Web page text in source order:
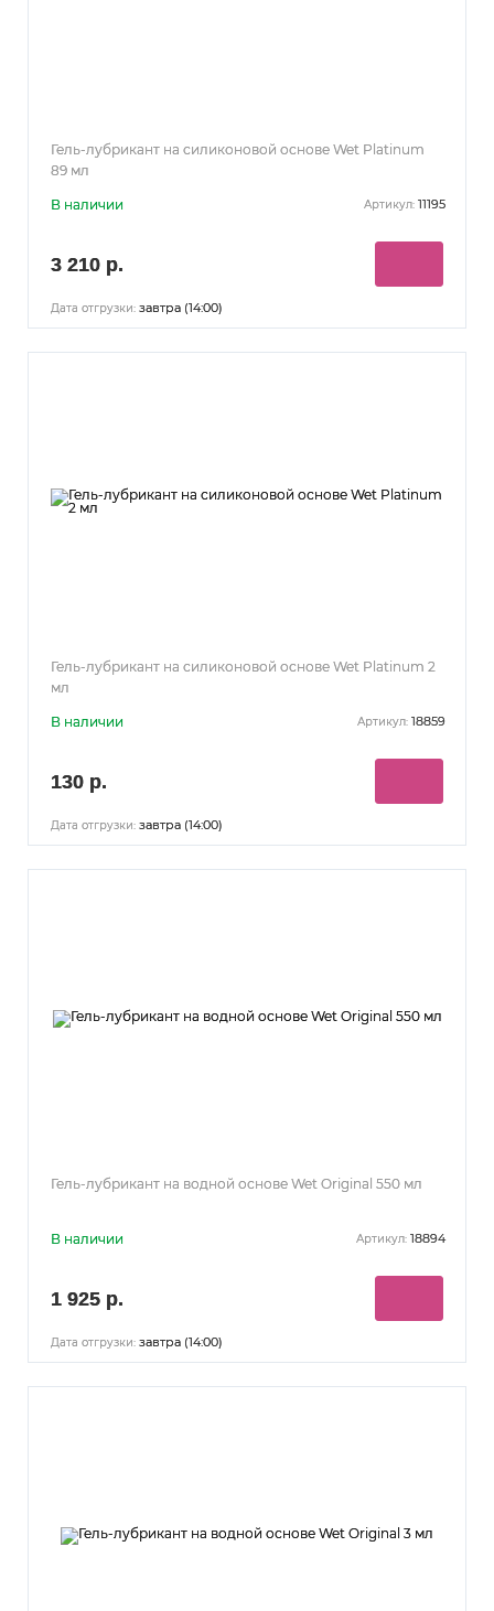
Гель-лубрикант на силиконовой основе Wet Platinum
89 мл
В наличии Артикул: 11195
3 210 р.
Дата отгрузки: завтра (14:00)
Гель-лубрикант на силиконовой основе Wet Platinum 2
мл
В наличии Артикул: 18859
130 р.
Дата отгрузки: завтра (14:00)
Гель-лубрикант на водной основе Wet Original 550 мл
В наличии Артикул: 18894
1 925 р.
Дата отгрузки: завтра (14:00)